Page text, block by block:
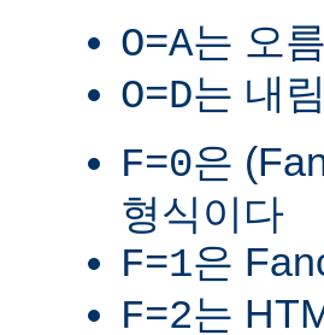
O=A는 오
O=D는 내
F=0은
형식이다
F=1은
F=2는